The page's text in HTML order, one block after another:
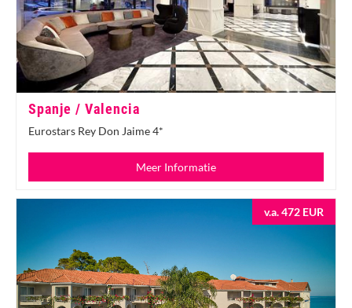
Spanje / Valencia
Eurostars Rey Don Jaime 4*
Meer Informatie
v.a. 472 EUR